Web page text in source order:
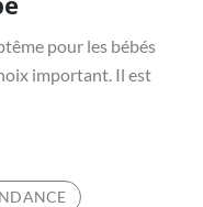
pour les bébés
important. Il est